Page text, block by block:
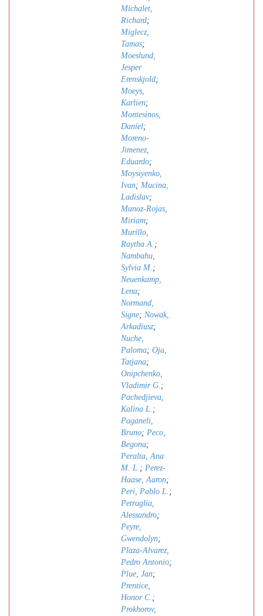
Michalet,
Richard;
Miglecz,
Tamas;
Moeslund,
Jesper
Erenskjold;
Moeys,
Karlien;
Montesinos,
Daniel;
Moreno-
Jimenez,
Eduardo;
Moysiyenko,
Ivan; Mucina,
Ladislav;
Munoz-Rojas,
Miriam;
Murillo,
Raytha A. ;
Nambahu,
Sylvia M. ;
Neuenkamp,
Lena;
Normand,
Signe; Nowak,
Arkadiusz;
Nuche,
Paloma; Oja,
Tatjana;
Onipchenko,
Vladimir G. ;
Pachedjieva,
Kalina L. ;
Paganeli,
Bruno; Peco,
Begona;
Peralta, Ana
M. L. ; Perez-
Haase, Aaron;
Peri, Pablo L. ;
Petraglia,
Alessandro;
Peyre,
Gwendolyn;
Plaza-Alvarez,
Pedro Antonio;
Plue, Jan;
Prentice,
Honor C. ;
Prokhorov,